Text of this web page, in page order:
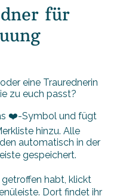
für
eine Traurednerin
zu euch passt?
❤️-Symbol und fügt
hinzu. Alle
automatisch in der
gespeichert.
habt, klickt
Dort findet ihr